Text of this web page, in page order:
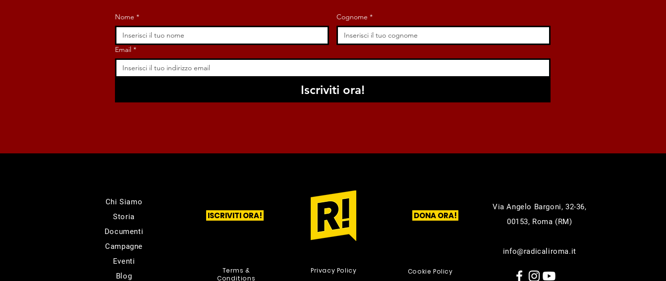
Nome * Cognome *
Email *
Iscriviti ora!
Chi Siamo
Storia
Documenti
Campagne
Eventi
Blog
ISCRIVITI ORA! DONA ORA!
Terms &
Conditions
Privacy Policy Cookie Policy
Via Angelo Bargoni, 32-36,
00153, Roma (RM)
info@radicaliroma.it